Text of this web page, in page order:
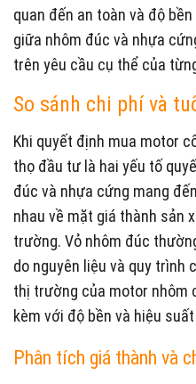
quan đến an toàn và độ
giữa nhôm đúc và nhựa
trên yêu cầu cụ thể của
So sánh chi phí và
Khi quyết định mua motor
thọ đầu tư là hai yếu tố
đúc và nhựa cứng mang
nhau về mặt giá thành sản
trường. Vỏ nhôm đúc
do nguyên liệu và quy trình
thị trường của motor nhôm
kèm với độ bền và hiệu
Phân tích giá thành và